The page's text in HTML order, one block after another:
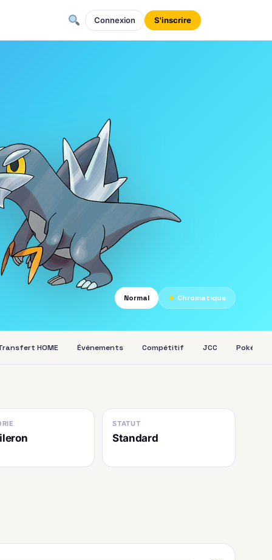
Connexion S'inscrire
Normal
★ Chromatique
HOME Événements Compétitif JCC Pokédex
STATUT
Standard